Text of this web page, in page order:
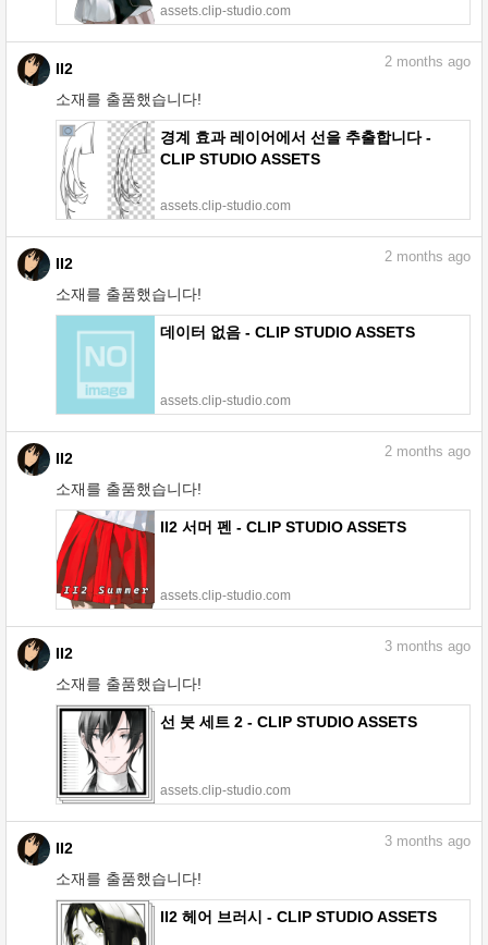
assets.clip-studio.com
II2
소재를 출품했습니다!
2 months ago
경계 효과 레이어에서 선을 추출합니다 -
CLIP STUDIO ASSETS
assets.clip-studio.com
II2
소재를 출품했습니다!
2 months ago
데이터 없음 - CLIP STUDIO ASSETS
assets.clip-studio.com
II2
소재를 출품했습니다!
2 months ago
II2 서머 펜 - CLIP STUDIO ASSETS
assets.clip-studio.com
II2
소재를 출품했습니다!
3 months ago
선 붓 세트 2 - CLIP STUDIO ASSETS
assets.clip-studio.com
II2
소재를 출품했습니다!
3 months ago
II2 헤어 브러시 - CLIP STUDIO ASSETS